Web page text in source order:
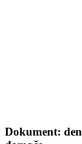
Dokument: